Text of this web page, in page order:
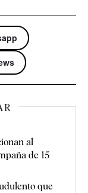
al
de 15
que